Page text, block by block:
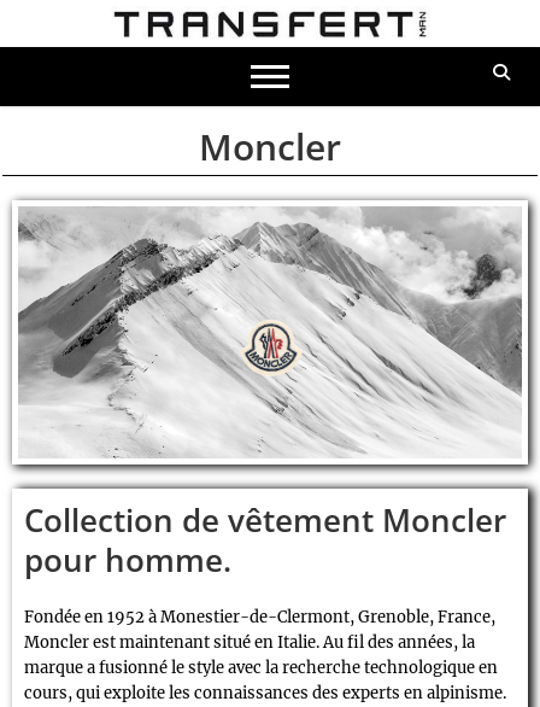
Moncler
Collection de vêtement Moncler
pour homme.
Fondée en 1952 à Monestier-de-Clermont, Grenoble, France,
Moncler est maintenant situé en Italie. Au fil des années, la
marque a fusionné le style avec la recherche technologique en
cours, qui exploite les connaissances des experts en alpinisme.